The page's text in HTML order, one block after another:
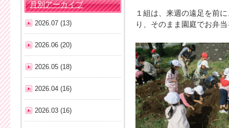
１組は、来週の遠足を前
り、そのまま園庭でお弁
月別アーカイブ
2026.07 (13)
2026.06 (20)
2026.05 (18)
2026.04 (16)
2026.03 (16)